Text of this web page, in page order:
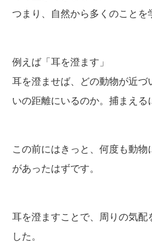
つまり、自然から多くのことを
例えば「耳を澄ます」
耳を澄ませば、どの動物が近づ
いの距離にいるのか。捕まえる
この前にはきっと、何度も動物
があったはずです。
耳を澄ますことで、周りの気配
した。